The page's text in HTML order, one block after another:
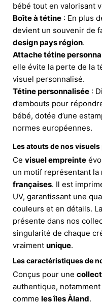
bébé tout en valorisant
Boîte à tétine : En plus
devient un souvenir de
design pays région.
Attache tétine
elle évite la perte de la
visuel personnalisé.
Tétine personnalisée :
d’embouts pour
bébé, dotée d’une
normes européennes.
Les atouts de nos
Ce visuel empreinte
un motif représentant la
françaises. Il est
UV, garantissant une
couleurs et en détails.
présente dans nos
singularité de chaque
vraiment unique.
Les caractéristiques de
Conçus pour une
authentique,
comme les îles Åland.